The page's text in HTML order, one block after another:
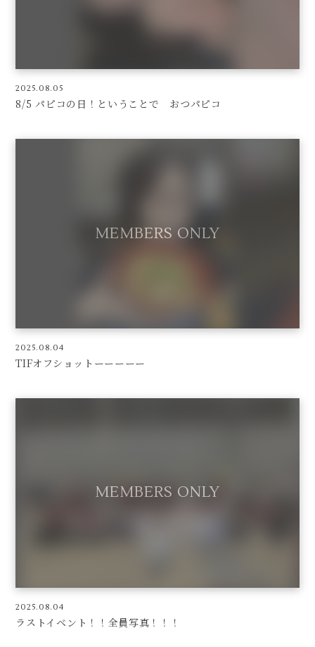
2025.08.05
8/5 パピコの日！ということで おつパピコ
2025.08.04
TIFオフショットーーーーー
2025.08.04
ラストイベント！！全員写真！！！